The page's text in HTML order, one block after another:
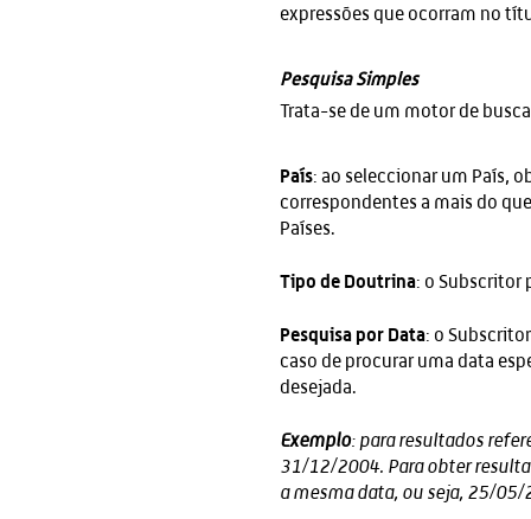
expressões que ocorram no
PesquisaSimples
Trata-se de um motor de
País: ao seleccionar um País,
correspondentes a mais do
Países.
Tipo de Doutrina: o Subscritor
Pesquisa por Data: o
caso de procurar uma data
desejada.
Exemplo: para resultados
31/12/2004. Para obter
a mesma data, ou seja, 25/